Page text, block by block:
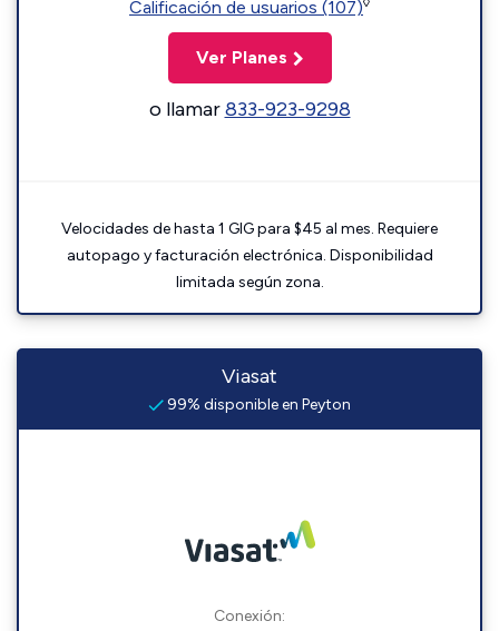
Calificación de usuarios (107)
Ver Planes
o llamar833-923-9298
Velocidades de hasta 1 GIG para $45 al mes. Requiere
autopago y facturación electrónica. Disponibilidad
limitada según zona.
Viasat
99% disponible en Peyton
Conexión: